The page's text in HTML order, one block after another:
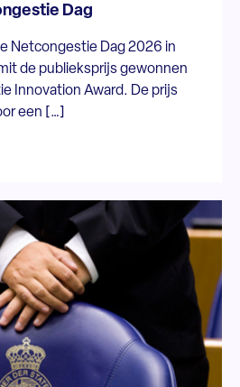
Dag
Netcongestie Dag 2026 in
de publieksprijs gewonnen
Innovation Award. De prijs
een […]